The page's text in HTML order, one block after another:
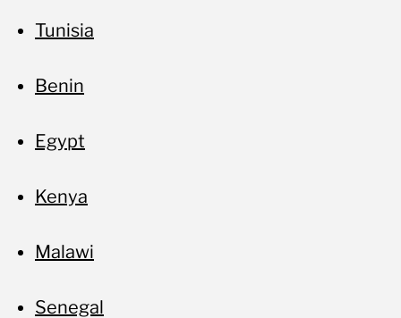
Tunisia
Benin
Egypt
Kenya
Malawi
Senegal